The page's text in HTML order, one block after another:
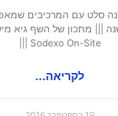
סלט עם המרכיבים
||| מתכון של השף גיא
Sodexo On-Site |||
לקריאה...